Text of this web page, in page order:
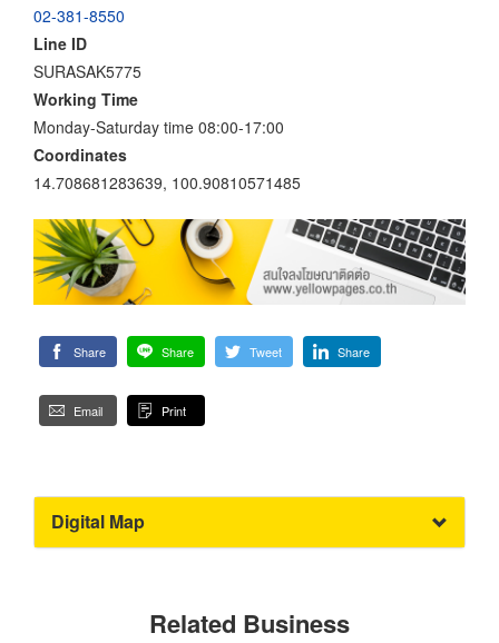
02-381-8550
Line ID
SURASAK5775
Working Time
Monday-Saturday time 08:00-17:00
Coordinates
14.708681283639, 100.90810571485
Share Share Tweet Share
Email Print
Digital Map
Related Business